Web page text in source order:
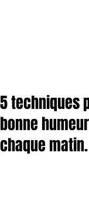
5 techniques
bonne
chaque matin.